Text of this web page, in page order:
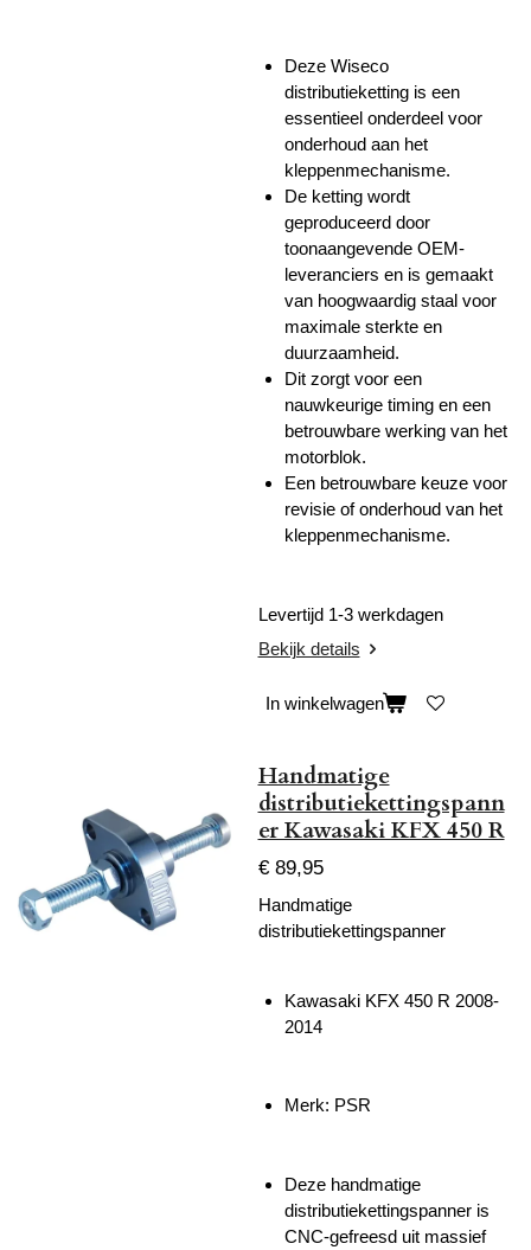
Deze Wiseco
distributieketting is een
essentieel onderdeel voor
onderhoud aan het
kleppenmechanisme.
De ketting wordt
geproduceerd door
toonaangevende OEM-
leveranciers en is gemaakt
van hoogwaardig staal voor
maximale sterkte en
duurzaamheid.
Dit zorgt voor een
nauwkeurige timing en een
betrouwbare werking van het
motorblok.
Een betrouwbare keuze voor
revisie of onderhoud van het
kleppenmechanisme.
Levertijd 1-3 werkdagen
Bekijk details
In winkelwagen
Handmatige
distributiekettingspann
er Kawasaki KFX 450 R
€ 89,95
Handmatige
distributiekettingspanner
Kawasaki KFX 450 R 2008-
2014
Merk: PSR
Deze handmatige
distributiekettingspanner is
CNC-gefreesd uit massief